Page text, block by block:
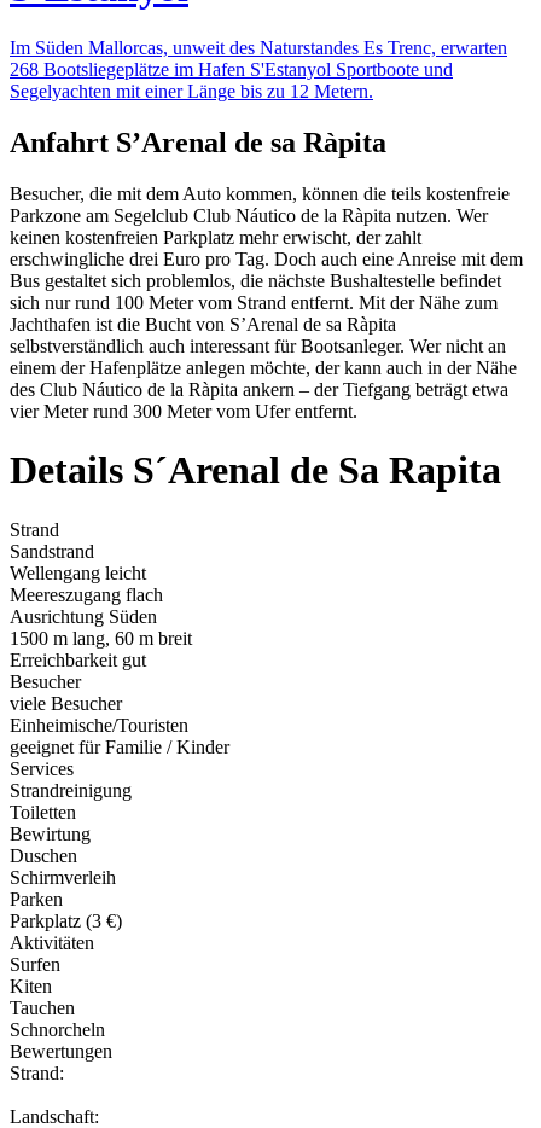
Im Süden Mallorcas, unweit des Naturstandes Es Trenc, erwarten
268 Bootsliegeplätze im Hafen S'Estanyol Sportboote und
Segelyachten mit einer Länge bis zu 12 Metern.
Anfahrt S’Arenal de sa Ràpita
Besucher, die mit dem Auto kommen, können die teils kostenfreie
Parkzone am Segelclub Club Náutico de la Ràpita nutzen. Wer
keinen kostenfreien Parkplatz mehr erwischt, der zahlt
erschwingliche drei Euro pro Tag. Doch auch eine Anreise mit dem
Bus gestaltet sich problemlos, die nächste Bushaltestelle befindet
sich nur rund 100 Meter vom Strand entfernt. Mit der Nähe zum
Jachthafen ist die Bucht von S’Arenal de sa Ràpita
selbstverständlich auch interessant für Bootsanleger. Wer nicht an
einem der Hafenplätze anlegen möchte, der kann auch in der Nähe
des Club Náutico de la Ràpita ankern – der Tiefgang beträgt etwa
vier Meter rund 300 Meter vom Ufer entfernt.
Details S´Arenal de Sa Rapita
Strand
Sandstrand
Wellengang leicht
Meereszugang flach
Ausrichtung Süden
1500 m lang, 60 m breit
Erreichbarkeit gut
Besucher
viele Besucher
Einheimische/Touristen
geeignet für Familie / Kinder
Services
Strandreinigung
Toiletten
Bewirtung
Duschen
Schirmverleih
Parken
Parkplatz (3 €)
Aktivitäten
Surfen
Kiten
Tauchen
Schnorcheln
Bewertungen
Strand:
Landschaft: